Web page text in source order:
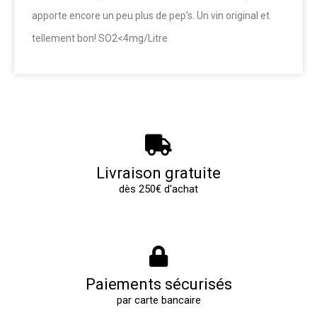
apporte encore un peu plus de pep’s. Un vin original et
tellement bon! SO2<4mg/Litre
Livraison gratuite
dès 250€ d'achat
Paiements sécurisés
par carte bancaire